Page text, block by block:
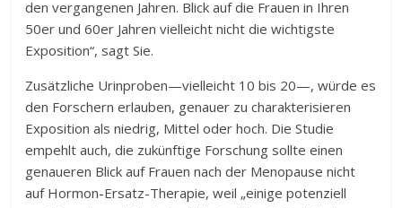
den vergangenen Jahren. Blick auf die Frauen in Ihren
50er und 60er Jahren vielleicht nicht die wichtigste
Exposition“, sagt Sie.
Zusätzliche Urinproben—vielleicht 10 bis 20—, würde es
den Forschern erlauben, genauer zu charakterisieren
Exposition als niedrig, Mittel oder hoch. Die Studie
empehlt auch, die zukünftige Forschung sollte einen
genaueren Blick auf Frauen nach der Menopause nicht
auf Hormon-Ersatz-Therapie, weil „einige potenziell